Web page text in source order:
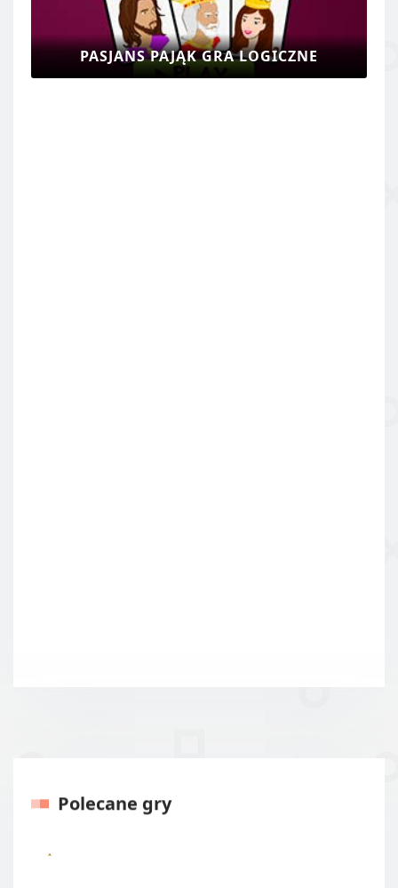
PASJANS PAJĄK GRA LOGICZNE
Polecane gry